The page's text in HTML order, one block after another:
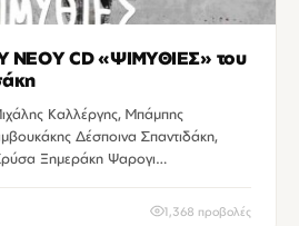
ΝΕΟΥ CD «ΨΙΜΥΘΙΕΣ» του
Καλλέργης, Μπάμπης
Δέσποινα Σπαντιδάκη,
Ξημεράκη Ψαρογι…
1,368 προβολές